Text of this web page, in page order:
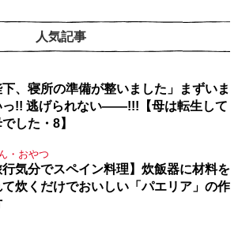
人気記事
下、寝所の準備が整いました」まずいま
っ!! 逃げられない――!!!【母は転生して
した・8】
・おやつ
行気分でスペイン料理】炊飯器に材料を
て炊くだけでおいしい「パエリア」の作